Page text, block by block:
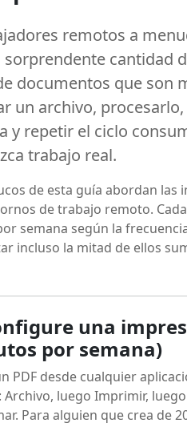
remotos a
sorprendente cantidad
documentos que son
un archivo,
y repetir el ciclo
trabajo real.
de esta guía abordan
de trabajo remoto.
semana según la
incluso la mitad de ellos
una
por semana)
PDF desde cualquier
Archivo, luego Imprimir,
Para alguien que crea de